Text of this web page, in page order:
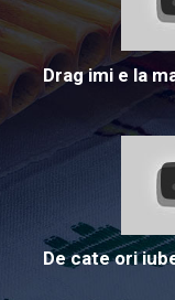
Drag imi e la
De cate ori